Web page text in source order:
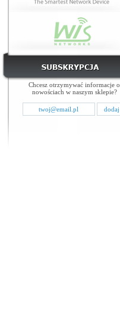
Chcesz otrzymywać informacje o
nowościach w naszym sklepie?